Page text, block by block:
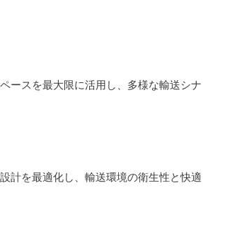
ースを最大限に活用し、多様な輸送シナ
計を最適化し、輸送環境の衛生性と快適